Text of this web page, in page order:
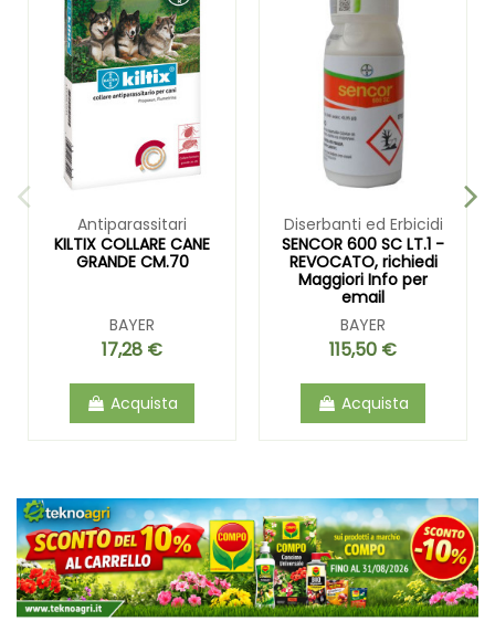
Antiparassitari
KILTIX COLLARE CANE
GRANDE CM.70
BAYER
17,28 €
Acquista
Diserbanti ed Erbicidi
SENCOR 600 SC LT.1 -
REVOCATO, richiedi
Maggiori Info per
email
BAYER
115,50 €
Acquista